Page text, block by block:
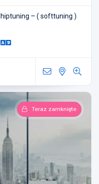
– ( softtuning )
Teraz zamknięte